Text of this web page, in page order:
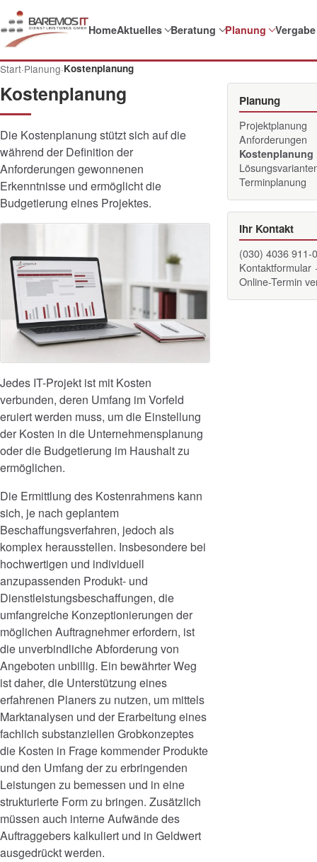
HomeAktuelles Beratung Planung Vergabe
Start·Planung·Kostenplanung
Kostenplanung
Die Kostenplanung stützt sich auf die
während der Definition der
Anforderungen gewonnenen
Erkenntnisse und ermöglicht die
Budgetierung eines Projektes.
Jedes IT-Projekt ist mit Kosten
verbunden, deren Umfang im Vorfeld
eruiert werden muss, um die Einstellung
der Kosten in die Unternehmensplanung
oder die Budgetierung im Haushalt zu
ermöglichen.
Die Ermittlung des Kostenrahmens kann
sich, je nach geplantem
Beschaffungsverfahren, jedoch als
komplex herausstellen. Insbesondere bei
hochwertigen und individuell
anzupassenden Produkt- und
Dienstleistungsbeschaffungen, die
umfangreiche Konzeptionierungen der
möglichen Auftragnehmer erfordern, ist
die unverbindliche Abforderung von
Angeboten unbillig. Ein bewährter Weg
ist daher, die Unterstützung eines
erfahrenen Planers zu nutzen, um mittels
Marktanalysen und der Erarbeitung eines
fachlich substanziellen Grobkonzeptes
die Kosten in Frage kommender Produkte
und den Umfang der zu erbringenden
Leistungen zu bemessen und in eine
strukturierte Form zu bringen. Zusätzlich
müssen auch interne Aufwände des
Auftraggebers kalkuliert und in Geldwert
ausgedrückt werden.
Planung
Projektplanung
Anforderungen
Kostenplanung
Terminplanung
Ihr Kontakt
(030) 4036 911-
Online-Termin